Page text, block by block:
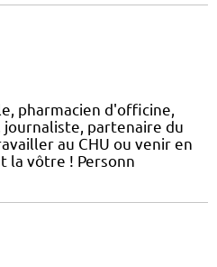
pharmacien d'officine,
journaliste, partenaire du
au CHU ou venir en
la vôtre ! Personn